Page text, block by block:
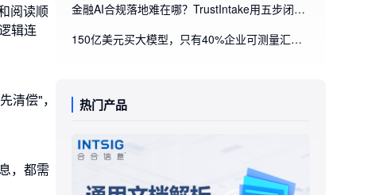
阅读顺
辑连
清偿"，
，都需
金融AI合规落地难在哪？TrustIntake用五步闭环重构智能进件审核
150亿美元买大模型，只有40%企业可测量汇报？企业AI ROI的破局点藏在文档里
热门产品